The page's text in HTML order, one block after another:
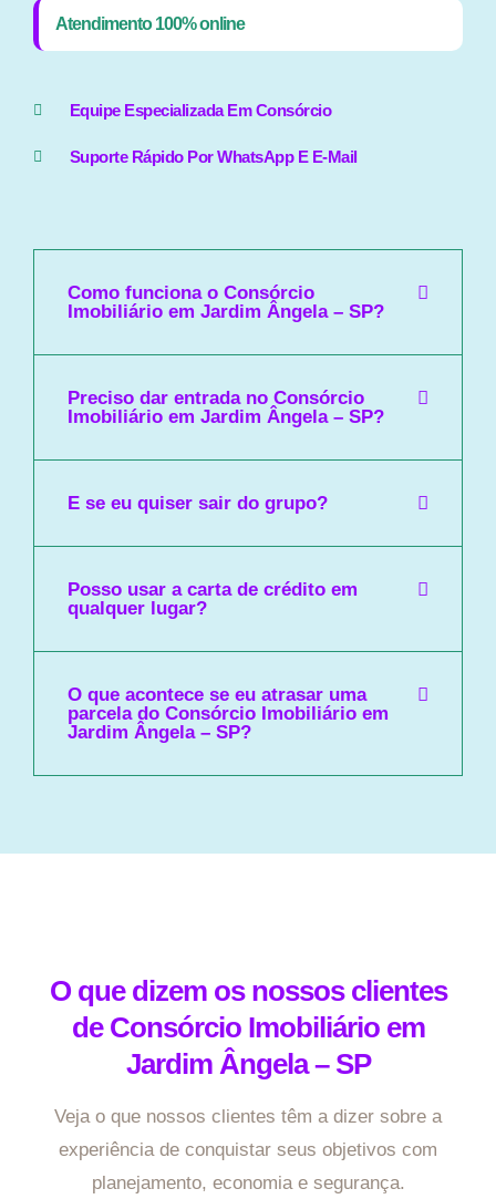
Atendimento 100% online
Equipe Especializada Em Consórcio
Suporte Rápido Por WhatsApp E E-Mail
Como funciona o Consórcio
Imobiliário em Jardim Ângela – SP?
Preciso dar entrada no Consórcio
Imobiliário em Jardim Ângela – SP?
E se eu quiser sair do grupo?
Posso usar a carta de crédito em
qualquer lugar?
O que acontece se eu atrasar uma
parcela do Consórcio Imobiliário em
Jardim Ângela – SP?
O que dizem os nossos clientes
de Consórcio Imobiliário em
Jardim Ângela – SP
Veja o que nossos clientes têm a dizer sobre a
experiência de conquistar seus objetivos com
planejamento, economia e segurança.